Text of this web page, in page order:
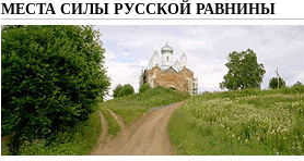
МЕСТА СИЛЫ РУССКОЙ РАВНИНЫ